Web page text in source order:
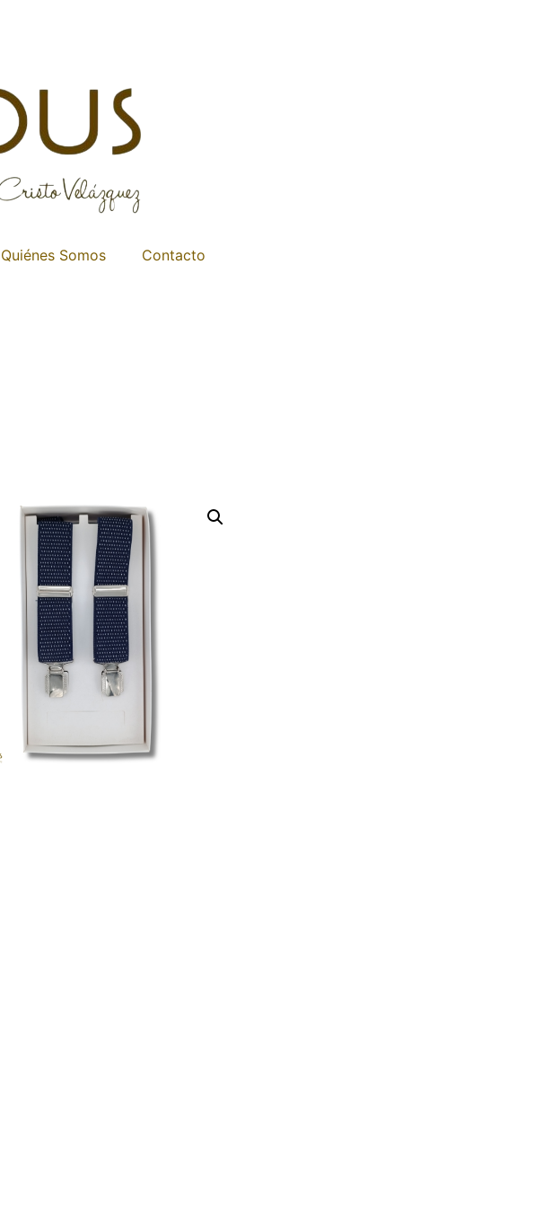
Quiénes Somos Contacto